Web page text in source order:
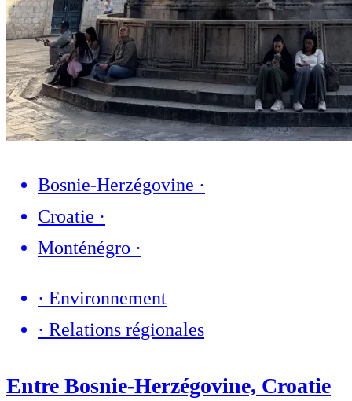
Bosnie-Herzégovine ·
Croatie ·
Monténégro ·
· Environnement
· Relations régionales
Entre Bosnie-Herzégovine, Croatie